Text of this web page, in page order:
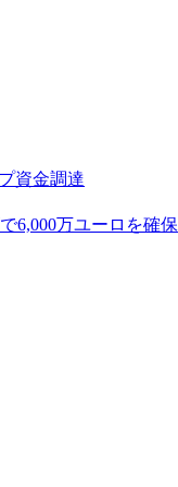
資金調達
6,000万ユーロを確保